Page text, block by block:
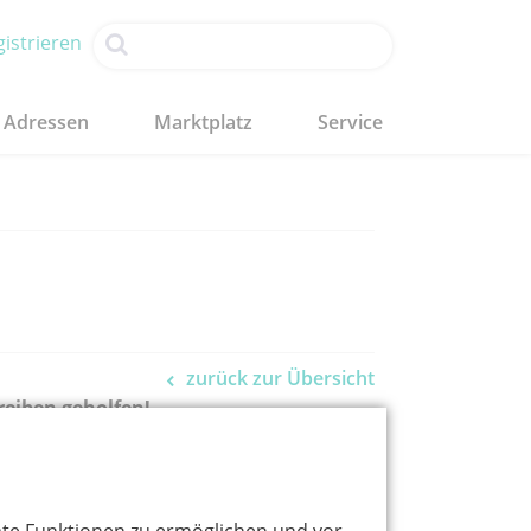
Adressen Marktplatz Service
zurück zur Übersicht
geholfen!
entwickelt auf Basis dessen einen
Fächern können so nachweislich